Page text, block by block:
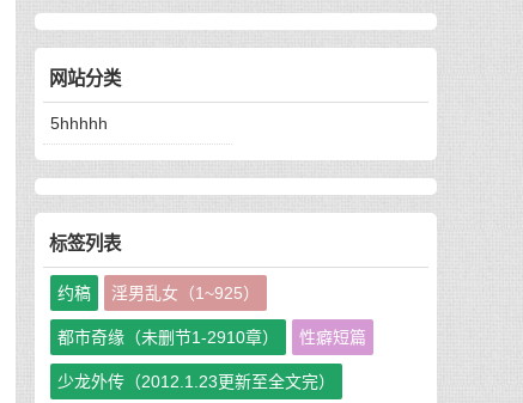
网站分类
5hhhhh
标签列表
约稿 淫男乱女（1~925）
都市奇缘（未删节1-2910章） 性癖短篇
少龙外传（2012.1.23更新至全文完）